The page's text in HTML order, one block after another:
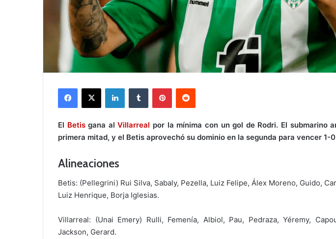
El Betisgana alVillarreal por la mínima con un gol de Rodri. El submarino
primera mitad, y el Betis aprovechó su dominio en la segunda para vencer 1-
Alineaciones
Betis: (Pellegrini) Rui Silva, Sabaly, Pezella, Luiz Felipe, Álex Moreno, Guido,
Luiz Henrique, Borja Iglesias.
Villarreal: (Unai Emery) Rulli, Femenía, Albiol, Pau, Pedraza, Yéremy,
Jackson, Gerard.